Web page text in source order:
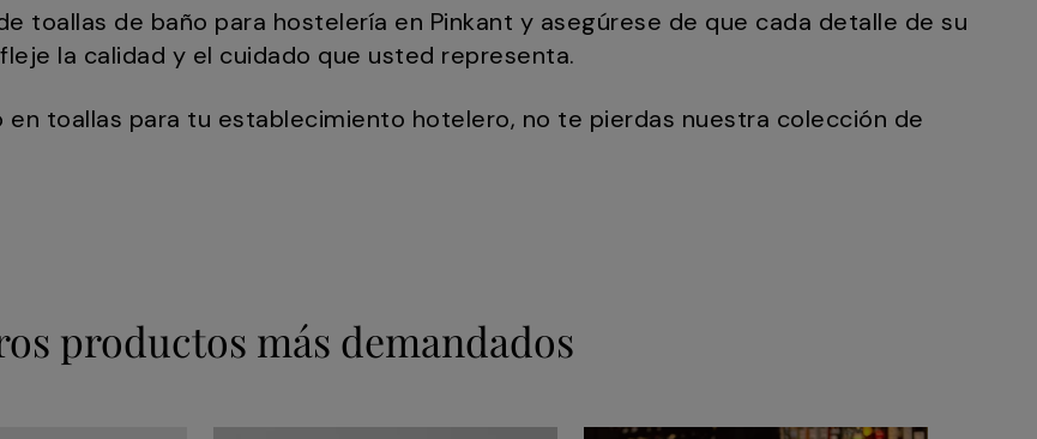
toallas de baño para hostelería en Pinkant y asegúrese de que cada detalle de su
la calidad y el cuidado que usted representa.
en toallas para tu establecimiento hotelero, no te pierdas nuestra colección de
productos más demandados